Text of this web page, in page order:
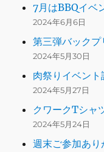
7月はBBQイベ
2024年6月6日
第三弾バック
2024年5月30日
肉祭りイベン
2024年5月27日
クワークTシャ
2024年5月24日
週末ご参加あ